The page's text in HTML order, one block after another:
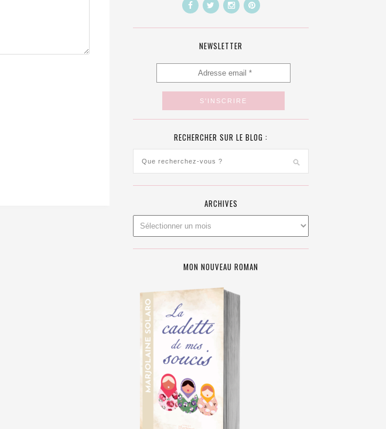
NEWSLETTER
RECHERCHER SUR LE BLOG :
ARCHIVES
MON NOUVEAU ROMAN